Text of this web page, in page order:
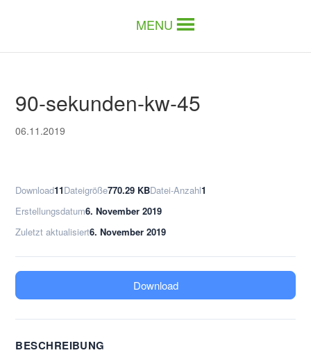
MENU
90-sekunden-kw-45
06.11.2019
Download11Dateigröße770.29 KBDatei-Anzahl1
Erstellungsdatum6. November 2019
Zuletzt aktualisiert6. November 2019
Download
BESCHREIBUNG